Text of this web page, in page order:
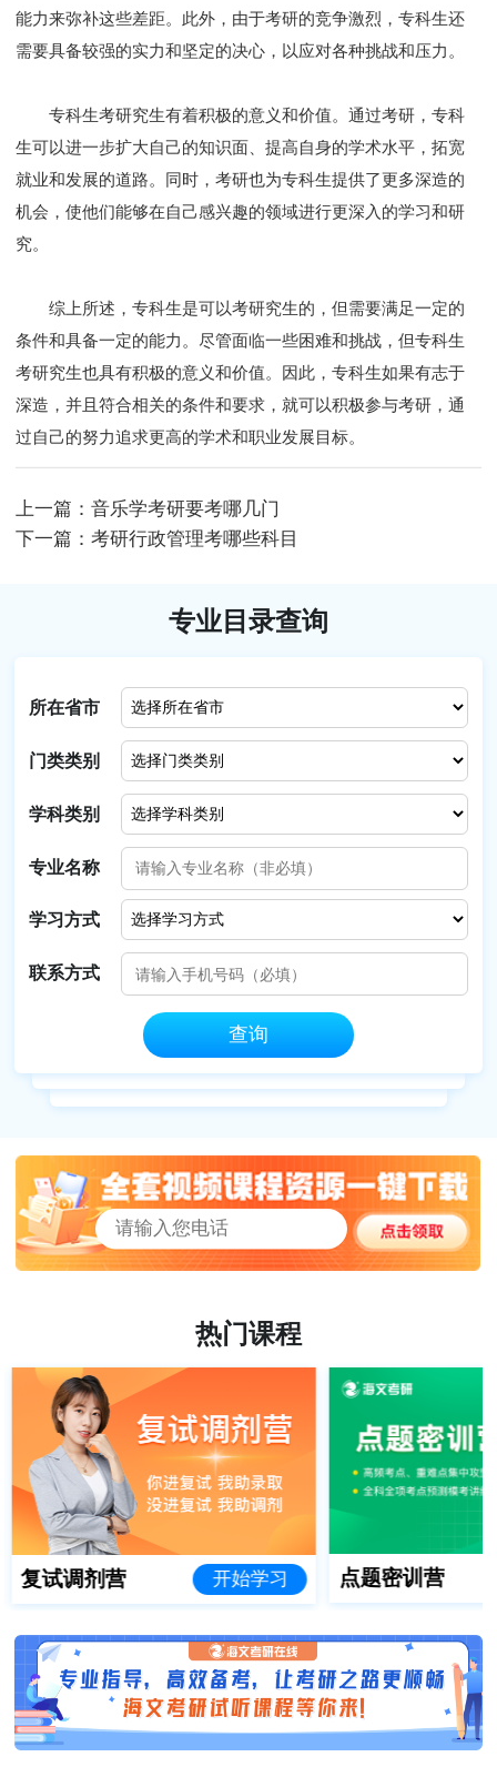
能力来弥补这些差距。此外，由于考研的竞争激烈，专科生还
需要具备较强的实力和坚定的决心，以应对各种挑战和压力。
专科生考研究生有着积极的意义和价值。通过考研，专科
生可以进一步扩大自己的知识面、提高自身的学术水平，拓宽
就业和发展的道路。同时，考研也为专科生提供了更多深造的
机会，使他们能够在自己感兴趣的领域进行更深入的学习和研
究。
综上所述，专科生是可以考研究生的，但需要满足一定的
条件和具备一定的能力。尽管面临一些困难和挑战，但专科生
考研究生也具有积极的意义和价值。因此，专科生如果有志于
深造，并且符合相关的条件和要求，就可以积极参与考研，通
过自己的努力追求更高的学术和职业发展目标。
上一篇：音乐学考研要考哪几门
下一篇：考研行政管理考哪些科目
专业目录查询
所在省市
门类类别
学科类别
专业名称
学习方式
联系方式
查询
热门课程
复试调剂营 开始学习 点题密训营